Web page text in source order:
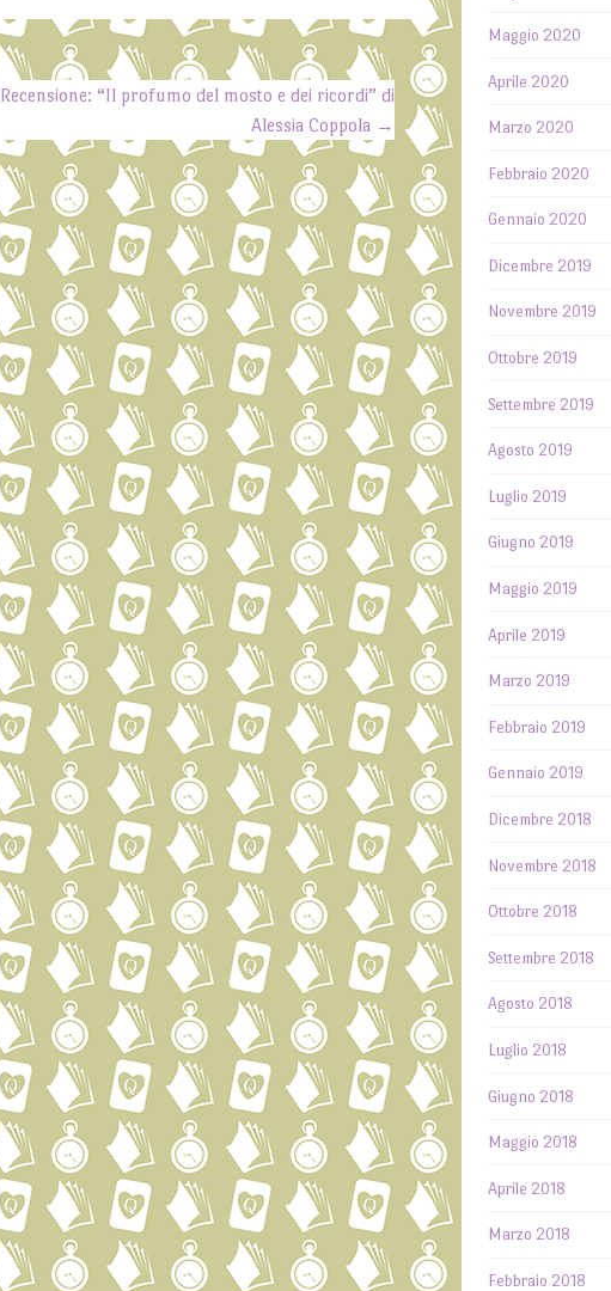
Recensione: “Il profumo del mosto e dei ricordi” di
Alessia Coppola →
Maggio 2020
Aprile 2020
Marzo 2020
Febbraio 2020
Gennaio 2020
Dicembre 2019
Novembre 2019
Ottobre 2019
Settembre 2019
Agosto 2019
Luglio 2019
Giugno 2019
Maggio 2019
Aprile 2019
Marzo 2019
Febbraio 2019
Gennaio 2019
Dicembre 2018
Novembre 2018
Ottobre 2018
Settembre 2018
Agosto 2018
Luglio 2018
Giugno 2018
Maggio 2018
Aprile 2018
Marzo 2018
Febbraio 2018